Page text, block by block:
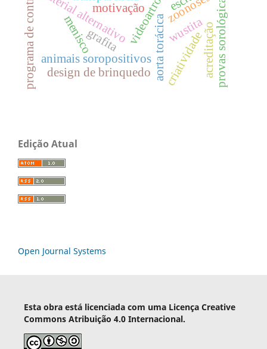
aorta torácicacriatividade
material alternativo
motivação zoonoses
programa de controle animais soropositivos provas sorológicas
wustita
menisco acreditação
design de brinquedo
grafita
Edição Atual
Open Journal Systems
Esta obra está licenciada com uma Licença Creative
Commons Atribuição 4.0 Internacional.